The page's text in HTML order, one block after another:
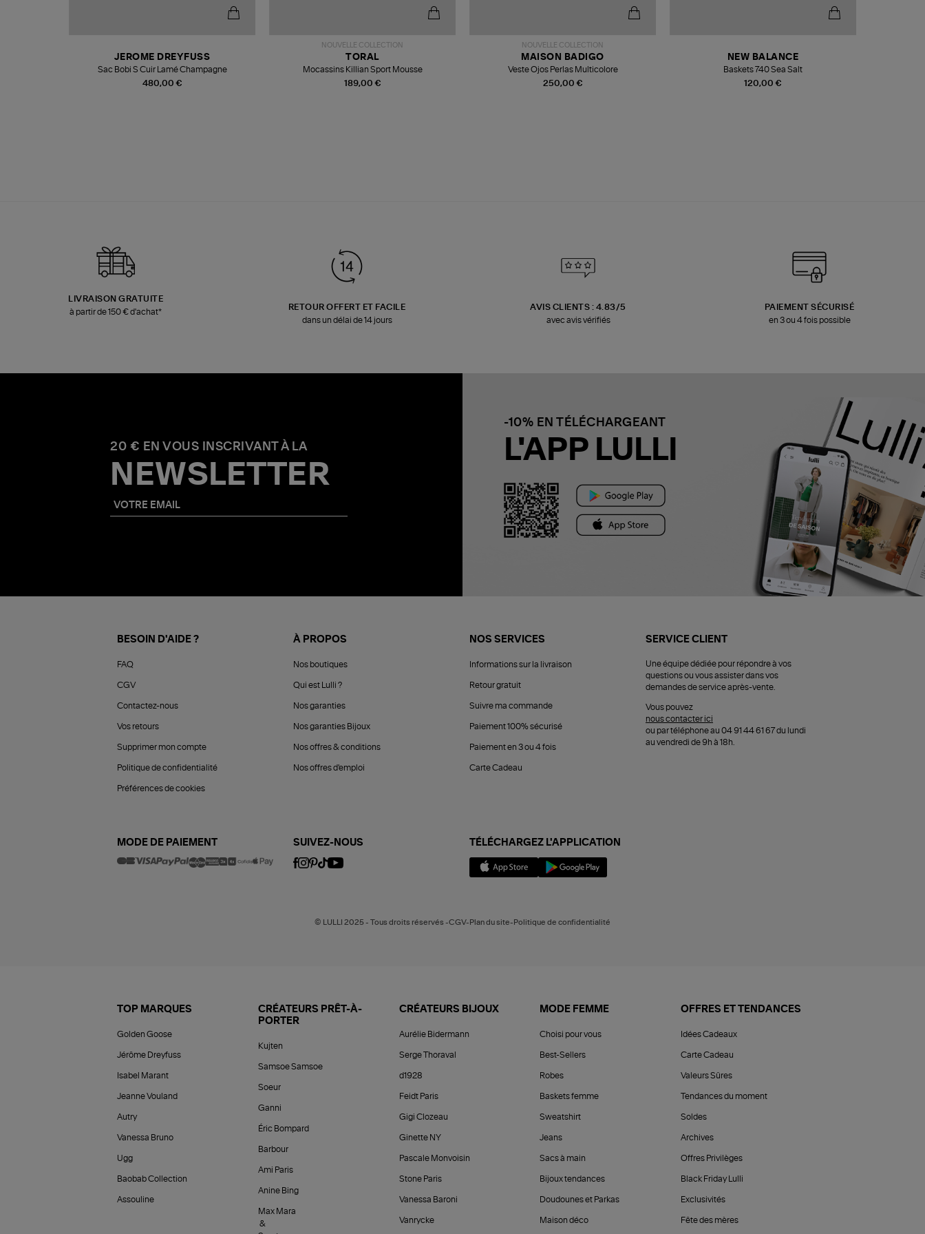
480,00 €
JEROME DREYFUSS
Sac Bobi S Cuir Lamé Champagne
NOUVELLE COLLECTION
189,00 €
TORAL
Mocassins Killian Sport Mousse
NOUVELLE COLLECTION
250,00 €
MAISON BADIGO
Veste Ojos Perlas Multicolore
120,00 €
NEW BALANCE
Baskets 740 Sea Salt
LIVRAISON GRATUITE
à partir de 150 € d'achat*
RETOUR OFFERT ET FACILE
dans un délai de 14 jours
AVIS CLIENTS : 4.83/5
avec avis vérifiés
PAIEMENT SÉCURISÉ
en 3 ou 4 fois possible
20 € EN VOUS INSCRIVANT À LA
NEWSLETTER
-10% EN TÉLÉCHARGEANT
L'APP LULLI
BESOIN D'AIDE ?
FAQ
CGV
Contactez-nous
Vos retours
Supprimer mon compte
Politique de confidentialité
Préférences de cookies
À PROPOS
Nos boutiques
Qui est Lulli ?
Nos garanties
Nos garanties Bijoux
Nos offres & conditions
Nos offres d'emploi
NOS SERVICES
Informations sur la livraison
Retour gratuit
Suivre ma commande
Paiement 100% sécurisé
Paiement en 3 ou 4 fois
Carte Cadeau
SERVICE CLIENT
Une équipe dédiée pour répondre à vos
questions ou vous assister dans vos
demandes de service après-vente.
Vous pouvez
nous contacter ici
ou par téléphone au 04 91 44 61 67 du lundi
au vendredi de 9h à 18h.
MODE DE PAIEMENT SUIVEZ-NOUS TÉLÉCHARGEZ L'APPLICATION
© LULLI 2025 - Tous droits réservés -CGV-Plan du site-Politique de confidentialité
TOP MARQUES
Golden Goose
Jérôme Dreyfuss
Isabel Marant
Jeanne Vouland
Autry
Vanessa Bruno
Ugg
Baobab Collection
Assouline
CRÉATEURS PRÊT-À-
PORTER
Kujten
Samsoe Samsoe
Soeur
Ganni
Éric Bompard
Barbour
Ami Paris
Anine Bing
Max Mara
&
CRÉATEURS BIJOUX
Aurélie Bidermann
Serge Thoraval
d1928
Feidt Paris
Gigi Clozeau
Ginette NY
Pascale Monvoisin
Stone Paris
Vanessa Baroni
Vanrycke
MODE FEMME
Choisi pour vous
Best-Sellers
Robes
Baskets femme
Sweatshirt
Jeans
Sacs à main
Bijoux tendances
Doudounes et Parkas
Maison déco
OFFRES ET TENDANCES
Idées Cadeaux
Carte Cadeau
Valeurs Sûres
Tendances du moment
Soldes
Archives
Offres Privilèges
Black Friday Lulli
Exclusivités
Fête des mères